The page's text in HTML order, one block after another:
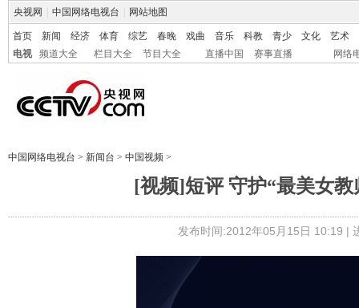
央视网 中国网络电视台 网站地图
首页 新闻 经济 体育 综艺 春晚 戏曲 音乐 科教 青少 文化
艺术
电视
频道大全 栏目大全 节目大全 直播中国 赛事直播 网络
中国网络电视台 > 新闻台 > 中国视频 >
[视频]短评 守护“最美女
发布时间:2012年05月15日 10:19 |